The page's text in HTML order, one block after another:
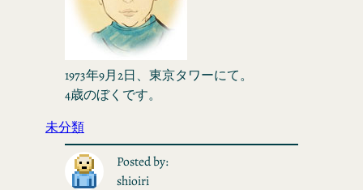
1973年9月2日、東京タワーにて。
4歳のぼくです。
未分類
Posted by:
shioiri